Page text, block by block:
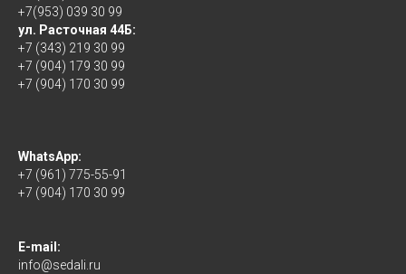
+7(953) 039 30 99
ул. Расточная 44Б:
+7 (343) 219 30 99
+7 (904) 179 30 99
+7 (904) 170 30 99
WhatsApp:
+7 (961) 775-55-91
+7 (904) 170 30 99
E-mail:
info@sedali.ru